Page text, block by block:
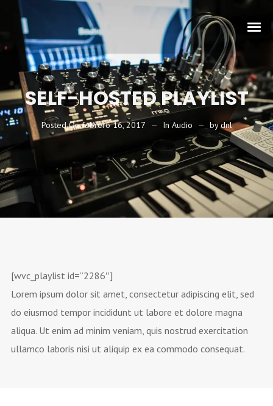
SELF-HOSTED PLAYLIST
Posted Onfebrero 16, 2017 In Audio bydnl
[wvc_playlist id=”2286″]
Lorem ipsum dolor sit amet, consectetur adipiscing elit, sed
do eiusmod tempor incididunt ut labore et dolore magna
aliqua. Ut enim ad minim veniam, quis nostrud exercitation
ullamco laboris nisi ut aliquip ex ea commodo consequat.